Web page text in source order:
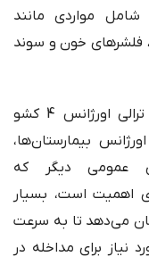
شامل مواردی مانند
خون و سوند
استفاده‌های ترالی اورژانس: استفاده از ترالی اورژانس 4 کشو
بیمارستان‌ها،
عمومی دیگر که
اهمیت است، بسیار
می‌دهد تا به سرعت
نیاز برای مداخله در